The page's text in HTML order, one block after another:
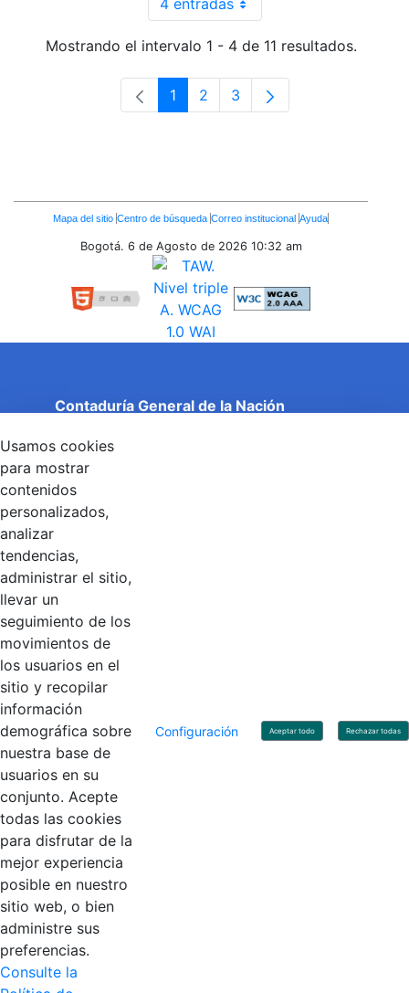
4 entradasPor página
Mostrando el intervalo 1 - 4 de 11 resultados.
Página
1 Página
2 Página
3
Enlaces
Inferiores
Mapa del sitio Centro de búsqueda Correo institucional Ayuda
Bogotá. 6 de Agosto de 2026 10:32 am
Contaduría General de la Nación
Entidad adscrita al Ministerio de Hacienda y Crédito
Público
Torre 1 (Aire) - Piso 15, Bogotá D.C., Colombia
Código Postal: 111071
Linkedin
Contacto
Línea de servicio al ciudadano: +57(601) 492 64 00
Correo Institucional:
Correo de notificaciones judiciales:
notificacionjudicial@contaduria.gov.co
Correo de Asuntos disciplinarios:
asuntosdisciplinarios@contaduria.gov.co
Línea Anticorrupción: +57(601) 492 64 00 Ext. 4
Política de privacidad y protección de datos personales
Política de derechos de autor
Términos y condiciones de uso
© Copyright 2026 - Todos los derechos reservados
Gobierno de Colombia
Usamos cookies
para mostrar
contenidos
personalizados,
analizar
tendencias,
administrar el sitio,
llevar un
seguimiento de los
movimientos de
los usuarios en el
sitio y recopilar
información
demográfica sobre
nuestra base de
usuarios en su
conjunto. Acepte
todas las cookies
para disfrutar de la
mejor experiencia
posible en nuestro
sitio web, o bien
administre sus
preferencias.
Consulte la
Configuración Aceptar todo Rechazar todas